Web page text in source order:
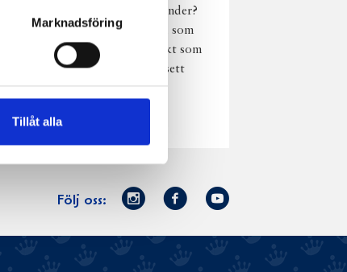
Marknadsföring
Tillåt alla
norrländska mjölkbönder?
Den är lika god varm som
kall och passar perfekt som
vardagsnjutning oavsett
väder, året om.
Läs mer
Följ oss:
Norrmejerier
Instagram
Facebook
Youtube